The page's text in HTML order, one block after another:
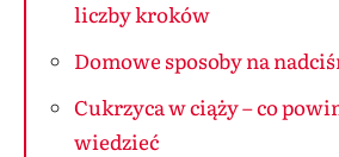
liczby kroków
Domowe sposoby na
Cukrzyca w ciąży – co
wiedzieć